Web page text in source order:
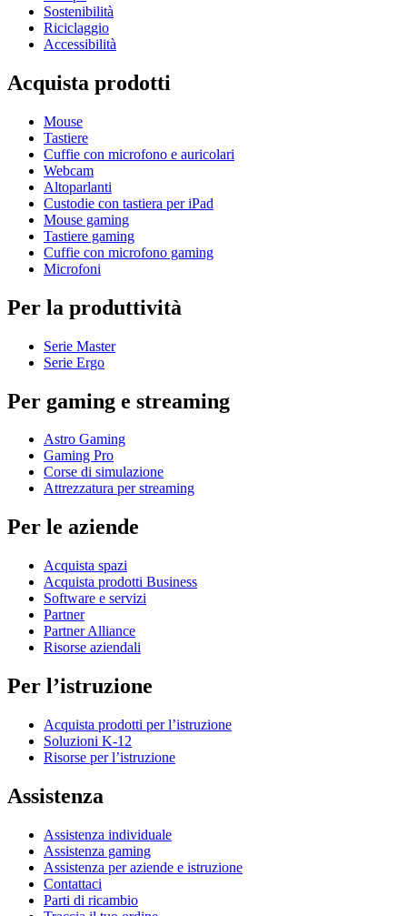
Sostenibilità
Riciclaggio
Accessibilità
Acquista prodotti
Mouse
Tastiere
Cuffie con microfono e auricolari
Webcam
Altoparlanti
Custodie con tastiera per iPad
Mouse gaming
Tastiere gaming
Cuffie con microfono gaming
Microfoni
Per la produttività
Serie Master
Serie Ergo
Per gaming e streaming
Astro Gaming
Gaming Pro
Corse di simulazione
Attrezzatura per streaming
Per le aziende
Acquista spazi
Acquista prodotti Business
Software e servizi
Partner
Partner Alliance
Risorse aziendali
Per l’istruzione
Acquista prodotti per l’istruzione
Soluzioni K-12
Risorse per l’istruzione
Assistenza
Assistenza individuale
Assistenza gaming
Assistenza per aziende e istruzione
Contattaci
Parti di ricambio